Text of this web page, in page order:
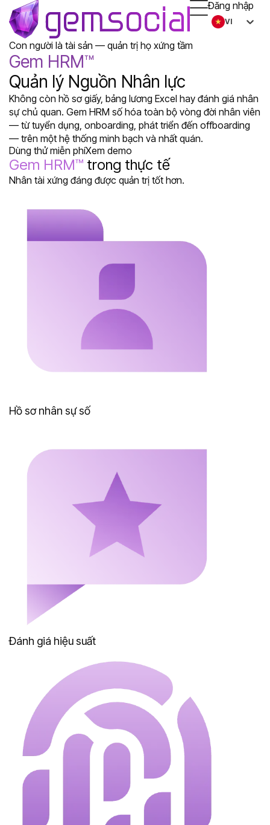
Đăng nhập
VI
Con người là tài sản — quản trị họ xứng tầm
Gem HRM™
Quản lý Nguồn Nhân lực
Không còn hồ sơ giấy, bảng lương Excel hay đánh giá nhân
sự chủ quan. Gem HRM số hóa toàn bộ vòng đời nhân viên
— từ tuyển dụng, onboarding, phát triển đến offboarding
— trên một hệ thống minh bạch và nhất quán.
Dùng thử miễn phíXem demo
Gem HRM™ trong thực tế
Nhân tài xứng đáng được quản trị tốt hơn.
Hồ sơ nhân sự số
Đánh giá hiệu suất